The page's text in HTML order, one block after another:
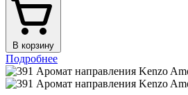
В корзину
Подробнее